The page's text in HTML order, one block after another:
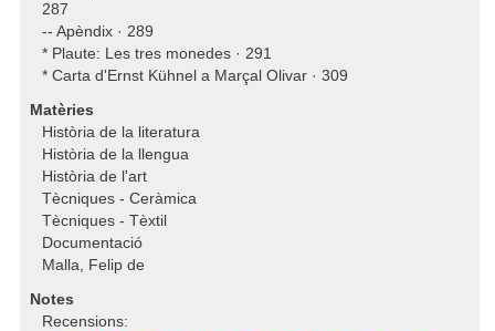
287
-- Apèndix · 289
* Plaute: Les tres monedes · 291
* Carta d'Ernst Kühnel a Marçal Olivar · 309
Matèries
Història de la literatura
Història de la llengua
Història de l'art
Tècniques - Ceràmica
Tècniques - Tèxtil
Documentació
Malla, Felip de
Notes
Recensions: